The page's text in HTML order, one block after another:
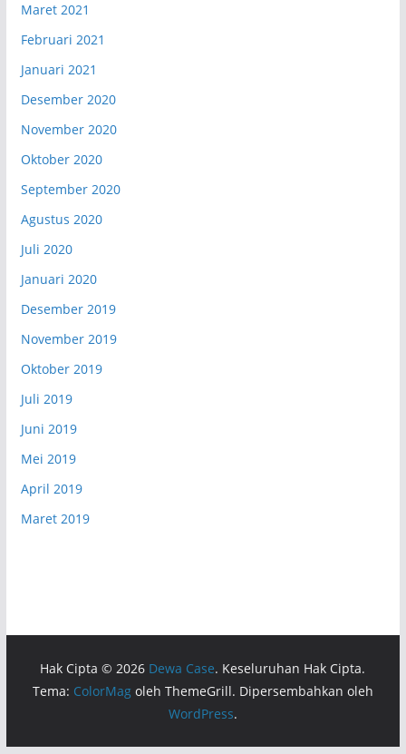
Maret 2021
Februari 2021
Januari 2021
Desember 2020
November 2020
Oktober 2020
September 2020
Agustus 2020
Juli 2020
Januari 2020
Desember 2019
November 2019
Oktober 2019
Juli 2019
Juni 2019
Mei 2019
April 2019
Maret 2019
Hak Cipta © 2026 Dewa Case. Keseluruhan Hak Cipta.
Tema: ColorMagoleh ThemeGrill. Dipersembahkan oleh
WordPress.